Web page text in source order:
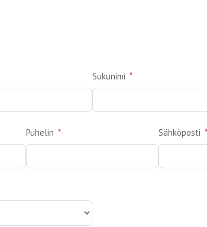
Sukunimi
Puhelin Sähköposti